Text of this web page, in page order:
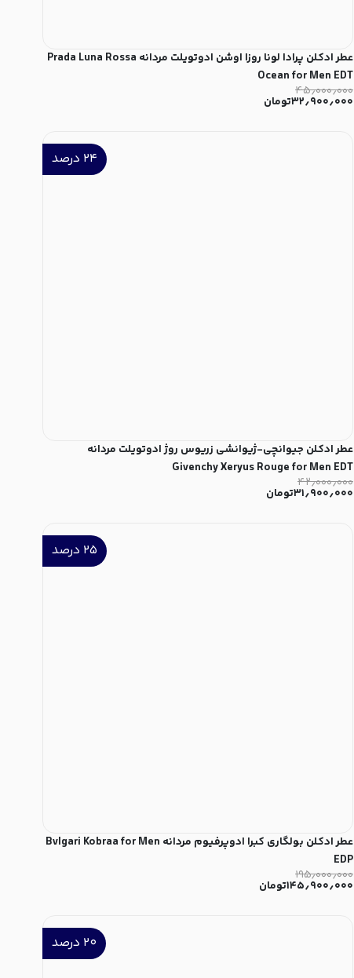
عطر ادکلن پرادا لونا روزا اوشن ادوتویلت مردانه Prada Luna Rossa
Ocean for Men EDT
۴۵٫۰۰۰٫۰۰۰
۳۲٫۹۰۰٫۰۰۰تومان
۲۴ درصد
عطر ادکلن جیوانچی-ژیوانشی زریوس روژ ادوتویلت مردانه
Givenchy Xeryus Rouge for Men EDT
۴۲٫۰۰۰٫۰۰۰
۳۱٫۹۰۰٫۰۰۰تومان
۲۵ درصد
عطر ادکلن بولگاری کبرا ادوپرفیوم مردانه Bvlgari Kobraa for Men
EDP
۱۹۵٫۰۰۰٫۰۰۰
۱۴۵٫۹۰۰٫۰۰۰تومان
۲۰ درصد